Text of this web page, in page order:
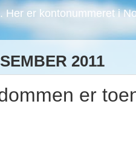
Her er kontonummeret i
2011
er